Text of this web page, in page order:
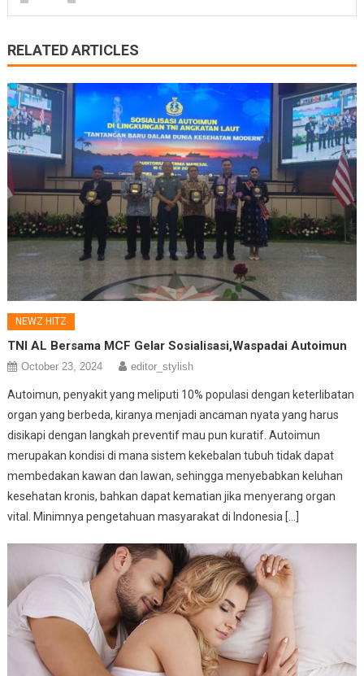
RELATED ARTICLES
NEWZ HITZ
TNI AL Bersama MCF Gelar Sosialisasi,Waspadai Autoimun
October 23, 2024 editor_stylish
Autoimun, penyakit yang meliputi 10% populasi dengan keterlibatan
organ yang berbeda, kiranya menjadi ancaman nyata yang harus
disikapi dengan langkah preventif mau pun kuratif. Autoimun
merupakan kondisi di mana sistem kekebalan tubuh tidak dapat
membedakan kawan dan lawan, sehingga menyebabkan keluhan
kesehatan kronis, bahkan dapat kematian jika menyerang organ
vital. Minimnya pengetahuan masyarakat di Indonesia […]